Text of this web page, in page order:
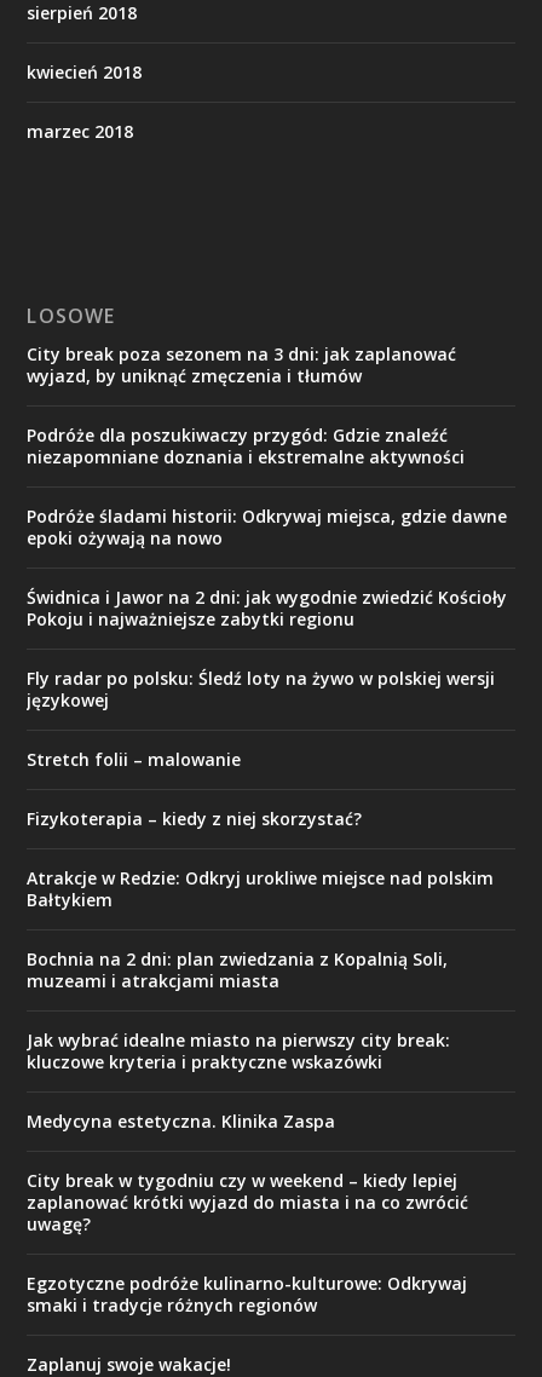
sierpień 2018
kwiecień 2018
marzec 2018
LOSOWE
City break poza sezonem na 3 dni: jak zaplanować
wyjazd, by uniknąć zmęczenia i tłumów
Podróże dla poszukiwaczy przygód: Gdzie znaleźć
niezapomniane doznania i ekstremalne aktywności
Podróże śladami historii: Odkrywaj miejsca, gdzie dawne
epoki ożywają na nowo
Świdnica i Jawor na 2 dni: jak wygodnie zwiedzić Kościoły
Pokoju i najważniejsze zabytki regionu
Fly radar po polsku: Śledź loty na żywo w polskiej wersji
językowej
Stretch folii – malowanie
Fizykoterapia – kiedy z niej skorzystać?
Atrakcje w Redzie: Odkryj urokliwe miejsce nad polskim
Bałtykiem
Bochnia na 2 dni: plan zwiedzania z Kopalnią Soli,
muzeami i atrakcjami miasta
Jak wybrać idealne miasto na pierwszy city break:
kluczowe kryteria i praktyczne wskazówki
Medycyna estetyczna. Klinika Zaspa
City break w tygodniu czy w weekend – kiedy lepiej
zaplanować krótki wyjazd do miasta i na co zwrócić
uwagę?
Egzotyczne podróże kulinarno-kulturowe: Odkrywaj
smaki i tradycje różnych regionów
Zaplanuj swoje wakacje!